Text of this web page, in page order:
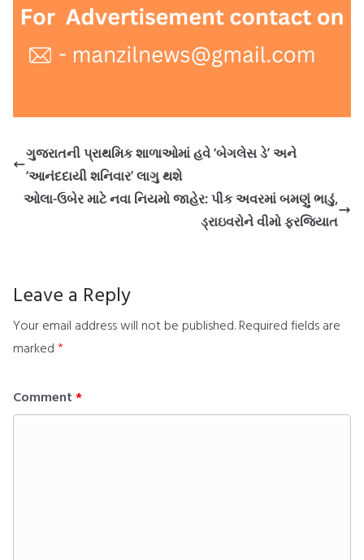
ગુજરાતની પ્રાથમિક શાળાઓમાં હવે ‘બેગલેસ ડે’ અને
‘આનંદદાયી શનિવાર’ લાગુ થશે
ઓલા-ઉબેર માટે નવા નિયમો જાહેર: પીક અવરમાં બમણું ભાડું,
ડ્રાઇવરોને વીમો ફરજિયાત
Leave a Reply
Your email address will not be published. Required fields are
marked *
Comment *